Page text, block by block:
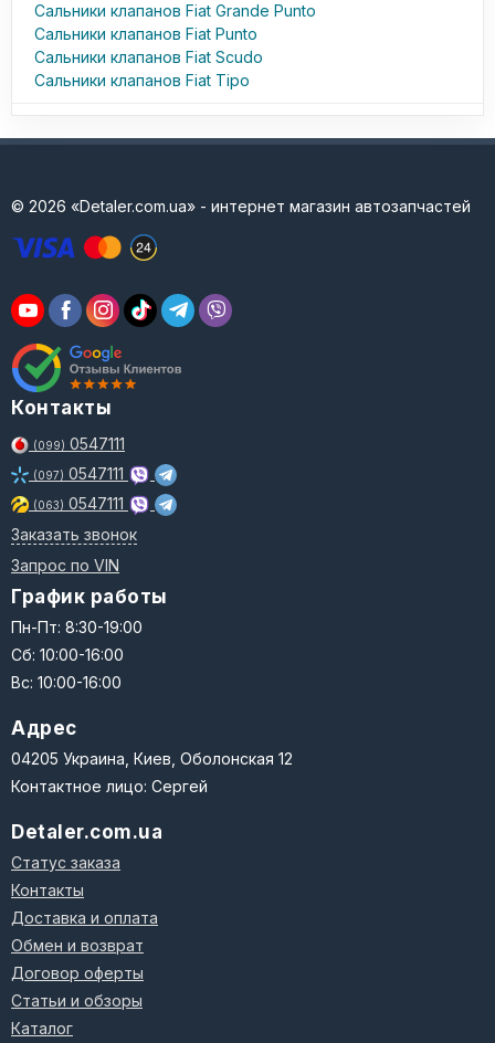
Сальники клапанов Fiat Grande Punto
Сальники клапанов Fiat Punto
Сальники клапанов Fiat Scudo
Сальники клапанов Fiat Tipo
© 2026 «Detaler.com.ua» - интернет магазин автозапчастей
Контакты
(099) 0547111
(097) 0547111
(063) 0547111
Заказать звонок
Запрос по VIN
График работы
Пн-Пт: 8:30-19:00
Сб: 10:00-16:00
Вс: 10:00-16:00
Адрес
04205 Украина, Киев, Оболонская 12
Контактное лицо: Сергей
Detaler.com.ua
Статус заказа
Контакты
Доставка и оплата
Обмен и возврат
Договор оферты
Статьи и обзоры
Каталог